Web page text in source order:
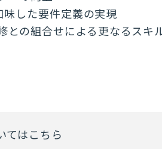
した要件定義の実現
との組合せによる更なるスキ
はこちら